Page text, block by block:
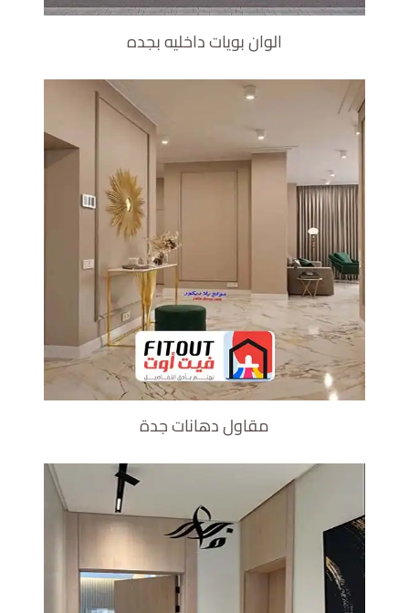
الوان بويات داخليه بجده
مقاول دهانات جدة